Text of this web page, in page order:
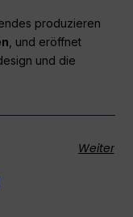
produzieren
, und eröffnet
und die
Weiter